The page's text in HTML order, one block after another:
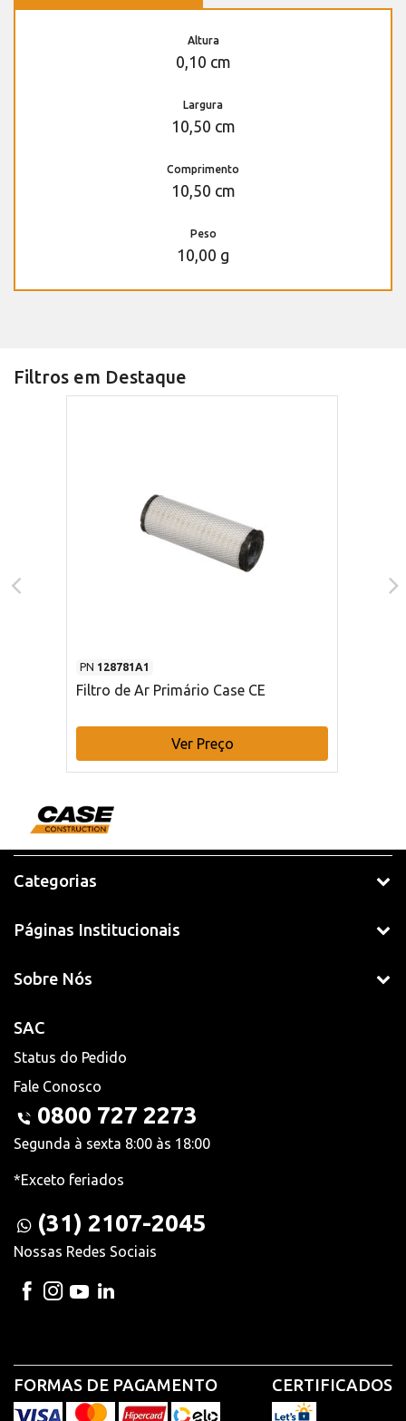
Altura
0,10 cm
Largura
10,50 cm
Comprimento
10,50 cm
Peso
10,00 g
Filtros em Destaque
PN 128781A1
Filtro de Ar Primário Case CE
Ver Preço
Categorias
Páginas Institucionais
Sobre Nós
SAC
Status do Pedido
Fale Conosco
0800 727 2273
Segunda à sexta 8:00 às 18:00
*Exceto feriados
(31) 2107-2045
Nossas Redes Sociais
FORMAS DE PAGAMENTO CERTIFICADOS